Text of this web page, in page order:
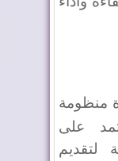
منظومة
على
لتقديم